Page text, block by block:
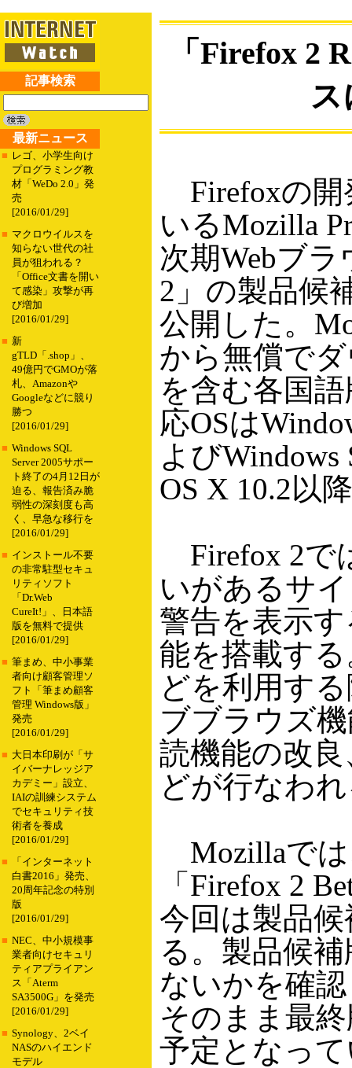
記事検索
最新ニュース
■ レゴ、小学生向け
プログラミング教
材「WeDo 2.0」発
売
[2016/01/29]
■ マクロウイルスを
知らない世代の社
員が狙われる？
「Office文書を開い
て感染」攻撃が再
び増加
[2016/01/29]
■ 新
gTLD「.shop」、
49億円でGMOが落
札、Amazonや
Googleなどに競り
勝つ
[2016/01/29]
■ Windows SQL
Server 2005サポー
ト終了の4月12日が
迫る、報告済み脆
弱性の深刻度も高
く、早急な移行を
[2016/01/29]
■ インストール不要
の非常駐型セキュ
リティソフト
「Dr.Web
CureIt!」、日本語
版を無料で提供
[2016/01/29]
■ 筆まめ、中小事業
者向け顧客管理ソ
フト「筆まめ顧客
管理 Windows版」
発売
[2016/01/29]
■ 大日本印刷が「サ
イバーナレッジア
カデミー」設立、
IAIの訓練システム
でセキュリティ技
術者を養成
[2016/01/29]
■
「インターネット
白書2016」発売、
20周年記念の特別
版
[2016/01/29]
■ NEC、中小規模事
業者向けセキュリ
ティアプライアン
ス「Aterm
SA3500G」を発売
[2016/01/29]
■ Synology、2ベイ
NASのハイエンド
モデル
「Firefox 2
ス
Firefoxの開
いるMozilla
次期Webブ
2」の製品候
公開した。
から無償で
を含む各国
応OSは
よびWindows
OS X 10.2以
Firefox 2で
いがあるサ
警告を表示
能を搭載する
どを利用す
ブブラウズ
読機能の改良
どが行なわ
Mozillaでは
「Firefox 2
今回は製品
る。製品候
ないかを確
そのまま最
予定となっ